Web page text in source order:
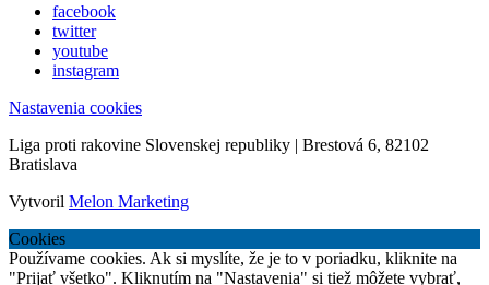
facebook
twitter
youtube
instagram
Nastavenia cookies
Liga proti rakovine Slovenskej republiky | Brestová 6, 82102
Bratislava
Vytvoril Melon Marketing
Cookies
Používame cookies. Ak si myslíte, že je to v poriadku, kliknite na
"Prijať všetko". Kliknutím na "Nastavenia" si tiež môžete vybrať,